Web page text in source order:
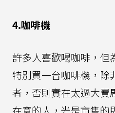
4.咖啡機
許多人喜歡喝咖啡，但
特別買一台咖啡機，除
者，否則實在太過大費
在意的人，光是市售的